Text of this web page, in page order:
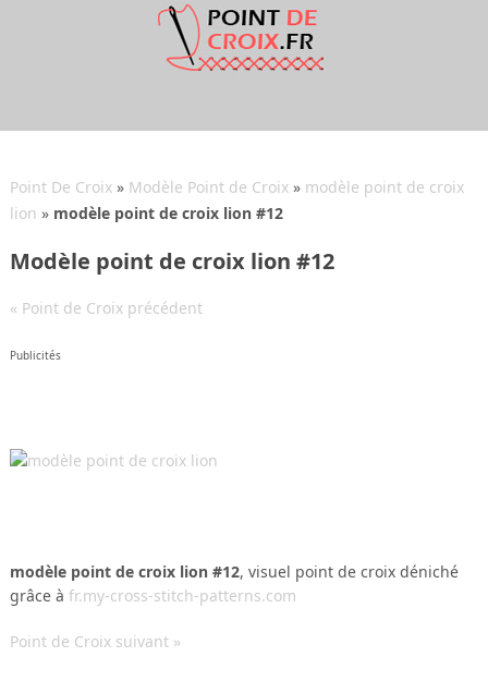
Point De Croix» Modèle Point de Croix» modèle point de croix
lion » modèle point de croix lion #12
Modèle point de croix lion #12
« Point de Croix précédent
Publicités
modèle point de croix lion #12, visuel point de croix déniché
grâce à fr.my-cross-stitch-patterns.com
Point de Croix suivant »